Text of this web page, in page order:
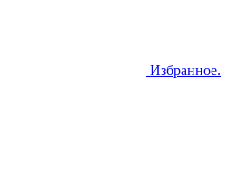
Избранное.